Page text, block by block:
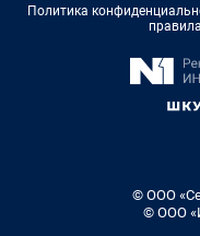
Политика
© ООО
© ООО